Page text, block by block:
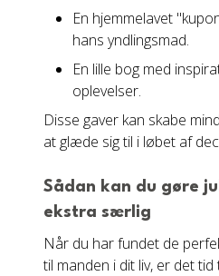
En hjemmelavet
hans yndlingsmad.
En lille bog med
oplevelser.
Disse gaver kan skabe
at glæde sig til i løbet af
Sådan kan du gøre
ekstra særlig
Når du har fundet de
til manden i dit liv, er det